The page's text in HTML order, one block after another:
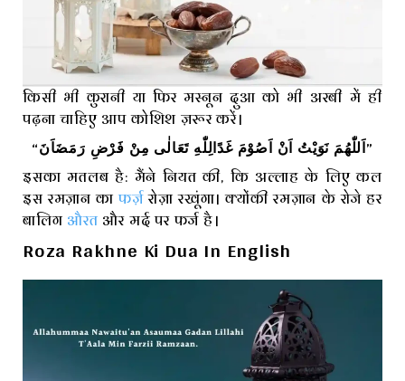
किसी भी कुरानी या फिर मस्नून दुआ को भी अरबी में ही
पढ़ना चाहिए आप कोशिश ज़रूर करें।
“‏اَللّٰهُمَ نَوَيْتُ اَنْ اَصُوْمَ غَدًالِلّٰهِ تَعَالٰى مِنْ فَرْضِ رَمَضَاَنَ”
इसका मतलब है: मैंने नियत की, कि अल्लाह के लिए कल
इस रमज़ान काफर्ज़रोज़ा रखूंगा। क्योंकी रमज़ान के रोजे हर
बालिग औरत और मर्द पर फर्ज है।
Roza Rakhne Ki Dua In English